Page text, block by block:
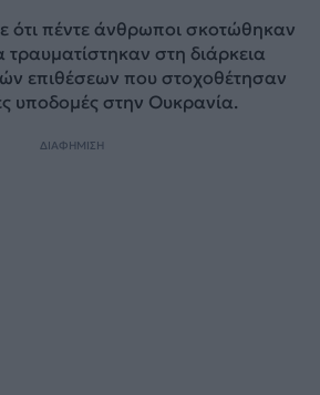
ότι πέντε άνθρωποι σκοτώθηκαν
τραυματίστηκαν στη διάρκεια
επιθέσεων που στοχοθέτησαν
υποδομές στην Ουκρανία.
ΔΙΑΦΗΜΙΣΗ